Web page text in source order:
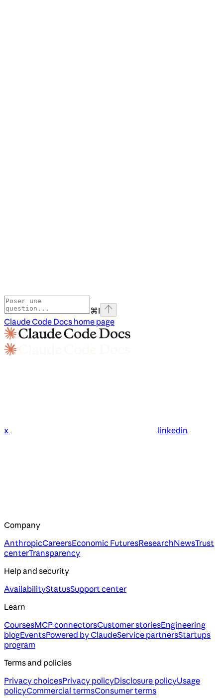
⌘I
Claude Code Docs home page
x linkedin
Company
AnthropicCareersEconomic FuturesResearchNewsTrust
centerTransparency
Help and security
AvailabilityStatusSupport center
Learn
CoursesMCP connectorsCustomer storiesEngineering
blogEventsPowered by ClaudeService partnersStartups
program
Terms and policies
Privacy choicesPrivacy policyDisclosure policyUsage
policyCommercial termsConsumer terms